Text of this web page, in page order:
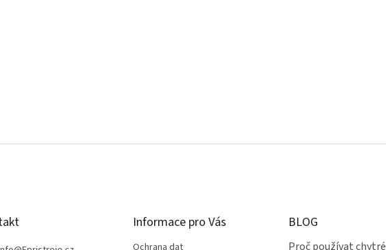
Informace pro Vás
Ochrana dat
BLOG
Proč používat chytré